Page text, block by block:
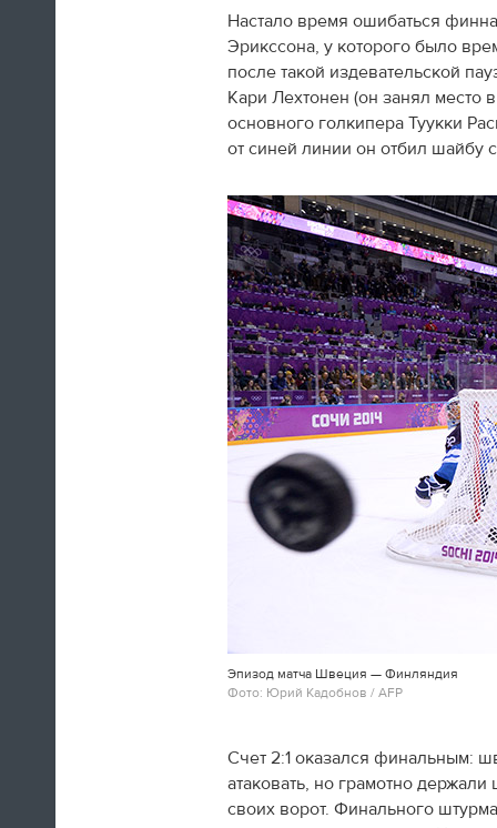
Итальянская фигуристка Валентина
Маркеи, много писавшая втвиттервсю
Олимпиаду, прощается с Сочи изнутри
"Ключ взял? Командировочное
не забыл? Ну, давай, обнимемся".
Вели тут с Поливановым
семейную жизнь практически
Наш олимпийский спецкор
сборной команды в Сочи
доказывают, что трудный период
в истории отечественного
последние годы в спорт не
Настало время ошибаться
Эрикссона, у которого было
после такой издевательской
Кари Лехтонен (он занял место
основного голкипера Туукки
от синей линии он отбил шайбу
Эпизод матча Швеция — Финляндия
Фото: Юрий Кадобнов / AFP
Счет 2:1 оказался финальным:
атаковать, но грамотно
своих ворот. Финального